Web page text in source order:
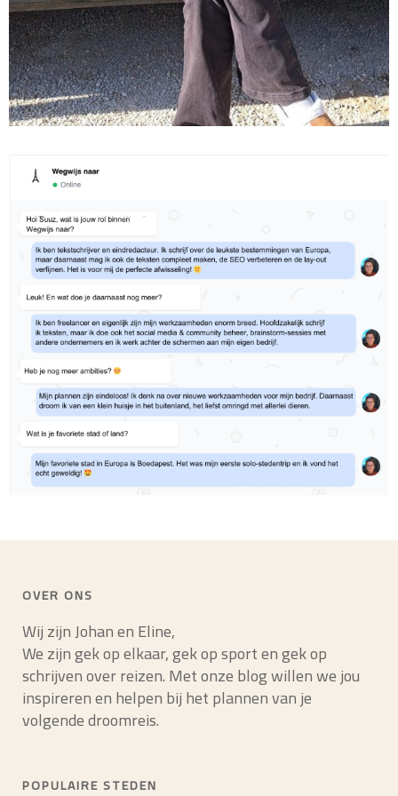
OVER ONS
Wij zijn Johan en Eline,
We zijn gek op elkaar, gek op sport en gek op
schrijven over reizen. Met onze blog willen we jou
inspireren en helpen bij het plannen van je
volgende droomreis.
POPULAIRE STEDEN